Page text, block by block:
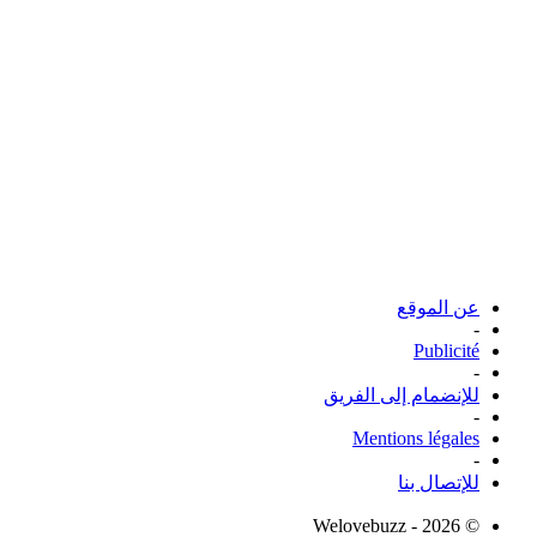
عن الموقع
-
Publicité
-
للإنضمام إلى الفريق
-
Mentions légales
-
للإتصال بنا
© Welovebuzz - 2026